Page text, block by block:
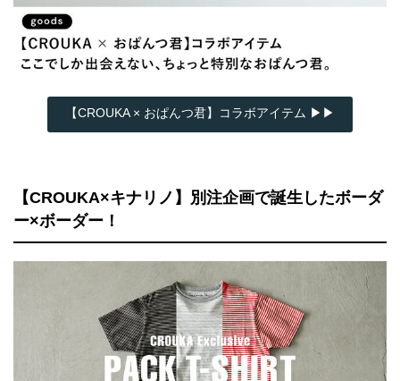
【CROUKA × おぱんつ君】コラボアイテム ▶▶
【CROUKA×キナリノ】別注企画で誕生したボーダ
ー×ボーダー！